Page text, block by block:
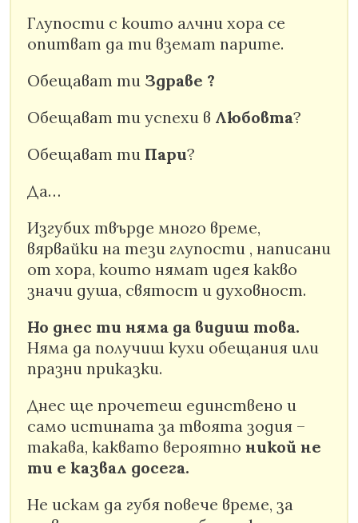
Глупости с които алчни хора се
опитват да ти вземат парите.
Обещават ти Здраве ?
Обещават ти успехи в Любовта?
Обещават ти Пари?
Да…
Изгубих твърде много време,
вярвайки на тези глупости , написани
от хора, които нямат идея какво
значи душа, святост и духовност.
Но днес ти няма да видиш това.
Няма да получиш кухи обещания или
празни приказки.
Днес ще прочетеш единствено и
само истината за твоята зодия –
такава, каквато вероятно никой не
ти е казвал досега.
Не искам да губя повече време, за